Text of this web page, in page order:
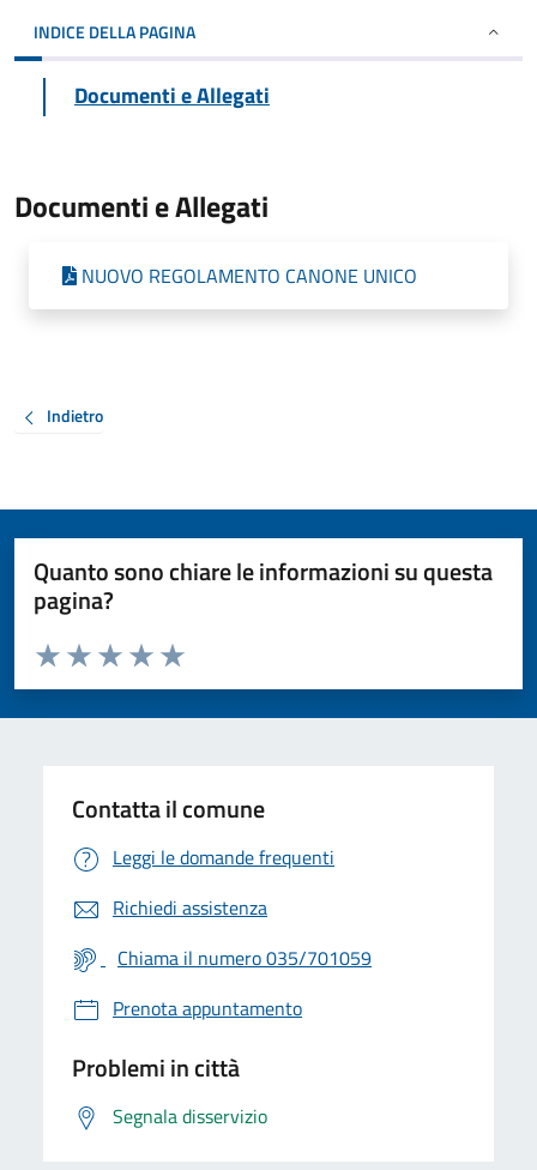
INDICE DELLA PAGINA
Documenti e Allegati
Documenti e Allegati
NUOVO REGOLAMENTO CANONE UNICO
Indietro
Quanto sono chiare le informazioni su questa
pagina?
Valuta da 1 a 5 stelle la pagina
Valuta 5 stelle su 5
Valuta 4 stelle su 5
Valuta 3 stelle su 5
Valuta 2 stelle su 5
Valuta 1 stelle su 5
Contatta il comune
Leggi le domande frequenti
Richiedi assistenza
Chiama il numero 035/701059
Prenota appuntamento
Problemi in città
Segnala disservizio